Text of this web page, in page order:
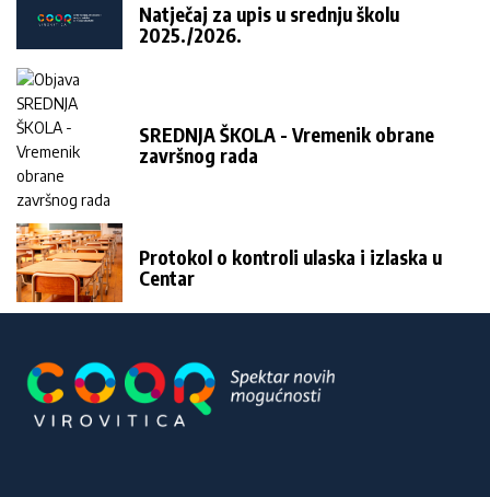
Natječaj za upis u srednju školu
2025./2026.
SREDNJA ŠKOLA - Vremenik obrane
završnog rada
Protokol o kontroli ulaska i izlaska u
Centar